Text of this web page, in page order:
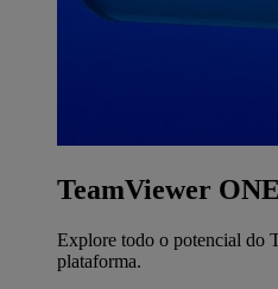
TeamViewer ONE
Explore todo o potencial do
plataforma.